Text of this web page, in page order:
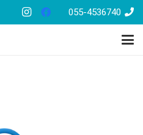
055-4536740